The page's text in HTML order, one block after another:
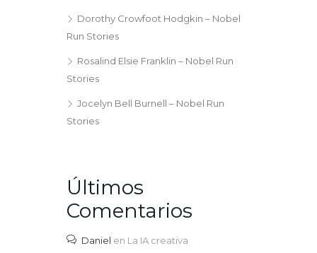
Dorothy Crowfoot Hodgkin – Nobel
Run Stories
Rosalind Elsie Franklin – Nobel Run
Stories
Jocelyn Bell Burnell – Nobel Run
Stories
Últimos
Comentarios
Daniel en La IA creativa